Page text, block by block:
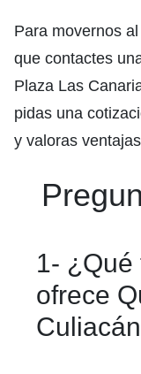
Para movernos
que contactes
Plaza Las
pidas una
y valoras
1- ¿Qué
ofrece